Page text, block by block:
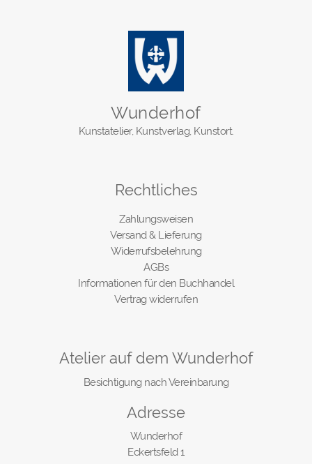
Wunderhof
Kunstatelier, Kunstverlag, Kunstort.
Rechtliches
Zahlungsweisen
Versand & Lieferung
Widerrufsbelehrung
AGBs
Informationen für den Buchhandel
Vertrag widerrufen
Atelier auf dem Wunderhof
Besichtigung nach Vereinbarung
Adresse
Wunderhof
Eckertsfeld 1